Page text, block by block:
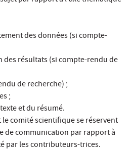
des données (si compte-
résultats (si compte-rendu de
de recherche) ;
;
et du résumé.
comité scientifique se réservent
de communication par rapport à
par les contributeurs-trices.